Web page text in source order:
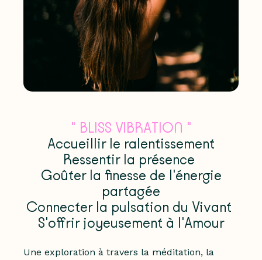
" BLISS VIBRATION "
Accueillir le ralentissement
Ressentir la présence
Goûter la finesse de l'énergie
partagée
Connecter la pulsation du Vivant
S'offrir joyeusement à l'Amour
Une exploration à travers la méditation, la